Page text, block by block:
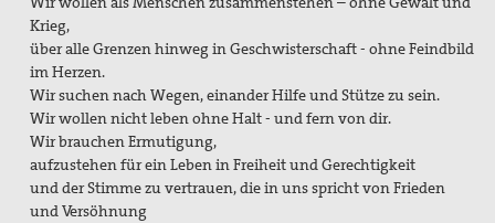
Krieg,
über alle Grenzen hinweg in Geschwisterschaft - ohne Feindbild
im Herzen.
Wir suchen nach Wegen, einander Hilfe und Stütze zu sein.
Wir wollen nicht leben ohne Halt - und fern von dir.
Wir brauchen Ermutigung,
aufzustehen für ein Leben in Freiheit und Gerechtigkeit
und der Stimme zu vertrauen, die in uns spricht von Frieden
und Versöhnung